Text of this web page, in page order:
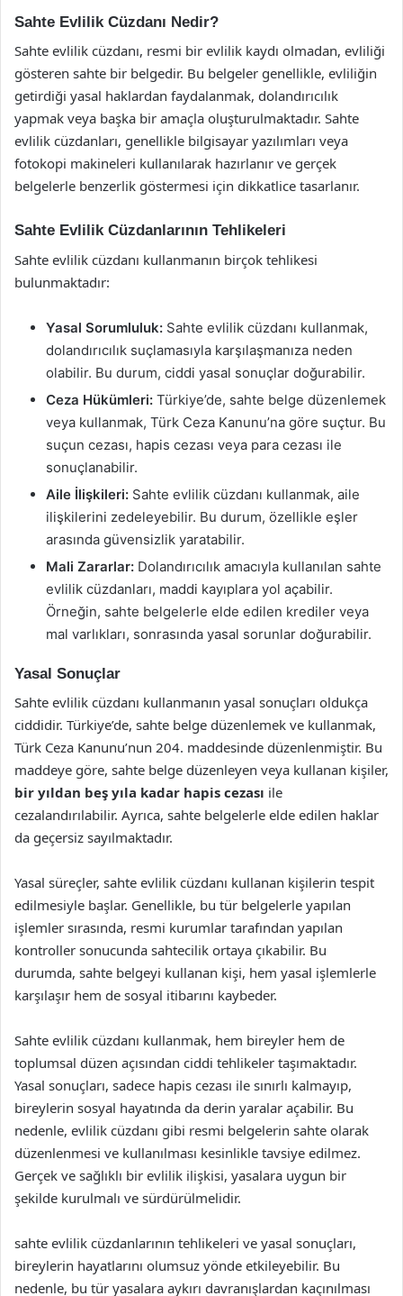
Sahte Evlilik Cüzdanı Nedir?
Sahte evlilik cüzdanı, resmi bir evlilik kaydı olmadan, evliliği
gösteren sahte bir belgedir. Bu belgeler genellikle, evliliğin
getirdiği yasal haklardan faydalanmak, dolandırıcılık
yapmak veya başka bir amaçla oluşturulmaktadır. Sahte
evlilik cüzdanları, genellikle bilgisayar yazılımları veya
fotokopi makineleri kullanılarak hazırlanır ve gerçek
belgelerle benzerlik göstermesi için dikkatlice tasarlanır.
Sahte Evlilik Cüzdanlarının Tehlikeleri
Sahte evlilik cüzdanı kullanmanın birçok tehlikesi
bulunmaktadır:
Yasal Sorumluluk: Sahte evlilik cüzdanı kullanmak,
dolandırıcılık suçlamasıyla karşılaşmanıza neden
olabilir. Bu durum, ciddi yasal sonuçlar doğurabilir.
Ceza Hükümleri: Türkiye’de, sahte belge düzenlemek
veya kullanmak, Türk Ceza Kanunu’na göre suçtur. Bu
suçun cezası, hapis cezası veya para cezası ile
sonuçlanabilir.
Aile İlişkileri: Sahte evlilik cüzdanı kullanmak, aile
ilişkilerini zedeleyebilir. Bu durum, özellikle eşler
arasında güvensizlik yaratabilir.
Mali Zararlar: Dolandırıcılık amacıyla kullanılan sahte
evlilik cüzdanları, maddi kayıplara yol açabilir.
Örneğin, sahte belgelerle elde edilen krediler veya
mal varlıkları, sonrasında yasal sorunlar doğurabilir.
Yasal Sonuçlar
Sahte evlilik cüzdanı kullanmanın yasal sonuçları oldukça
ciddidir. Türkiye’de, sahte belge düzenlemek ve kullanmak,
Türk Ceza Kanunu’nun 204. maddesinde düzenlenmiştir. Bu
maddeye göre, sahte belge düzenleyen veya kullanan kişiler,
bir yıldan beş yıla kadar hapis cezası ile
cezalandırılabilir. Ayrıca, sahte belgelerle elde edilen haklar
da geçersiz sayılmaktadır.
Yasal süreçler, sahte evlilik cüzdanı kullanan kişilerin tespit
edilmesiyle başlar. Genellikle, bu tür belgelerle yapılan
işlemler sırasında, resmi kurumlar tarafından yapılan
kontroller sonucunda sahtecilik ortaya çıkabilir. Bu
durumda, sahte belgeyi kullanan kişi, hem yasal işlemlerle
karşılaşır hem de sosyal itibarını kaybeder.
Sahte evlilik cüzdanı kullanmak, hem bireyler hem de
toplumsal düzen açısından ciddi tehlikeler taşımaktadır.
Yasal sonuçları, sadece hapis cezası ile sınırlı kalmayıp,
bireylerin sosyal hayatında da derin yaralar açabilir. Bu
nedenle, evlilik cüzdanı gibi resmi belgelerin sahte olarak
düzenlenmesi ve kullanılması kesinlikle tavsiye edilmez.
Gerçek ve sağlıklı bir evlilik ilişkisi, yasalara uygun bir
şekilde kurulmalı ve sürdürülmelidir.
sahte evlilik cüzdanlarının tehlikeleri ve yasal sonuçları,
bireylerin hayatlarını olumsuz yönde etkileyebilir. Bu
nedenle, bu tür yasalara aykırı davranışlardan kaçınılması